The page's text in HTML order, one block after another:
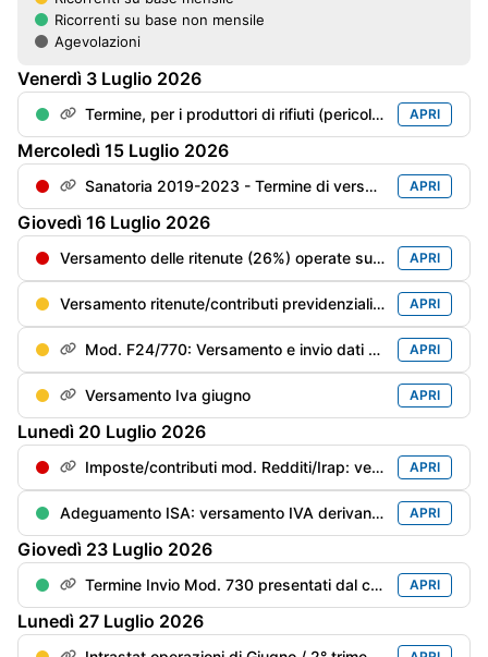
Ricorrenti su base non mensile
Agevolazioni
Venerdì 3 Luglio 2026
Termine, per i produttori di rifiuti (pericolosi o meno), per l'invio della "Dichiarazioni ambientale" (mod. MUD) con riferimento all'anno precedente APRI
Mercoledì 15 Luglio 2026
Sanatoria 2019-2023 - Termine di versamento della 5° rata APRI
Giovedì 16 Luglio 2026
Versamento delle ritenute (26%) operate sui dividendi corrisposti nel 2° trimestre 2026 APRI
Versamento ritenute/contributi previdenziali del mese di giugno APRI
Mod. F24/770: Versamento e invio dati delle ritenute/trattenute operate APRI
Versamento Iva giugno APRI
Lunedì 20 Luglio 2026
Imposte/contributi mod. Redditi/Irap: versamento del saldo anno precedente e del 1° acconto anno in corso con la magg. dello 0,4% APRI
Adeguamento ISA: versamento IVA derivante dai maggiori ricavi/compensi dichiarati per migliorare il punteggio ISA con maggiorazione dello 0,40% APRI
Giovedì 23 Luglio 2026
Termine Invio Mod. 730 presentati dal contribuente dal 21/06 al 15/07 APRI
Lunedì 27 Luglio 2026